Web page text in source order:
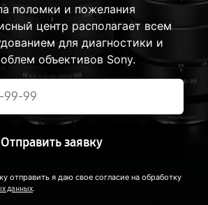
поломки и пожелания
центр располагает всем
для диагностики и
объективов Sony.
Отправить заявку
отправить я даю свое согласие на обработку
данных.